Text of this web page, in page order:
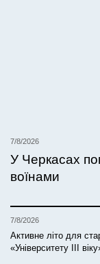
7/8/2026
У Черкасах
воїнами
7/8/2026
Активне літо для
«Університету ІІІ